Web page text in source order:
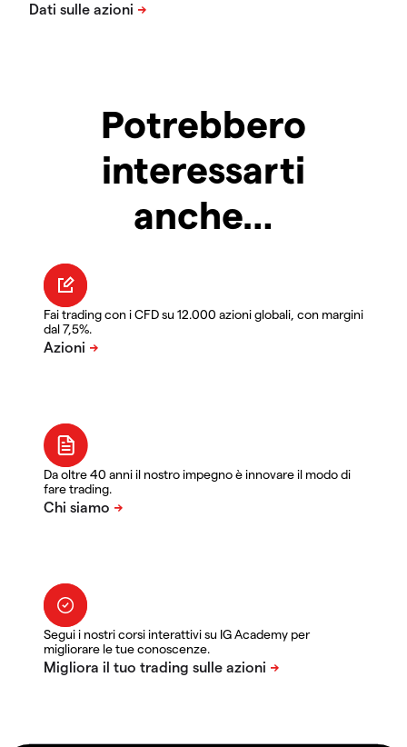
Potrebbero
interessarti
anche…
Fai trading con i CFD su 12.000 azioni globali, con margini
dal 7,5%.
Da oltre 40 anni il nostro impegno è innovare il modo di
fare trading.
Segui i nostri corsi interattivi su IG Academy per
migliorare le tue conoscenze.